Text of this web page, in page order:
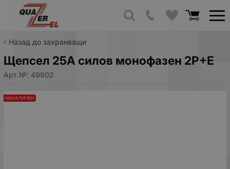
Назад до захранващи
Щепсел 25A силов монофазен 2P+E
Арт.№: 49902
НЕНАЛИЧЕН